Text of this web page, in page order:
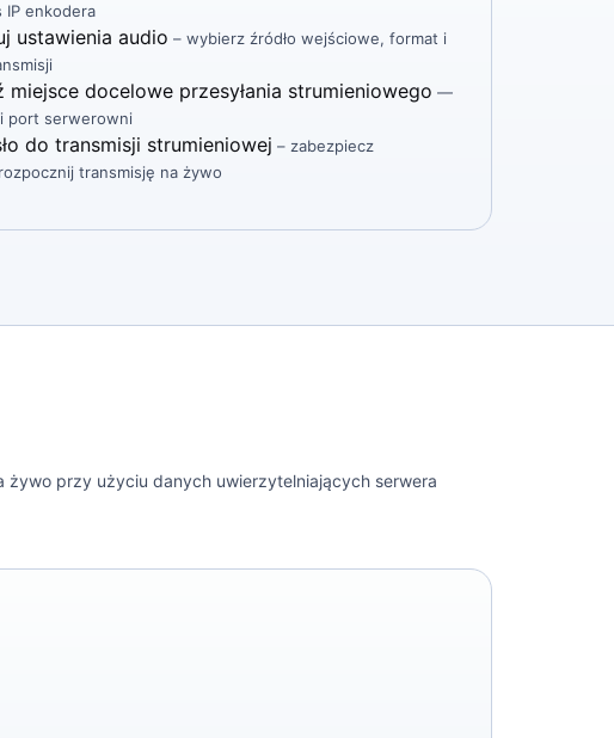
IP enkodera
ustawienia audio – wybierz źródło wejściowe, format i
miejsce docelowe przesyłania strumieniowego —
port serwerowni
do transmisji strumieniowej – zabezpiecz
transmisję na żywo
żywo przy użyciu danych uwierzytelniających serwera